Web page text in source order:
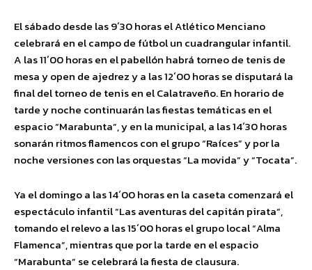
El sábado desde las 9´30 horas el Atlético Menciano
celebrará en el campo de fútbol un cuadrangular infantil.
A las 11´00 horas en el pabellón habrá torneo de tenis de
mesa y open de ajedrez y a las 12´00 horas se disputará la
final del torneo de tenis en el Calatraveño. En horario de
tarde y noche continuarán las fiestas temáticas en el
espacio “Marabunta”, y en la municipal, a las 14´30 horas
sonarán ritmos flamencos con el grupo “Raíces” y por la
noche versiones con las orquestas “La movida” y “Tocata”.
Ya el domingo a las 14´00 horas en la caseta comenzará el
espectáculo infantil “Las aventuras del capitán pirata”,
tomando el relevo a las 15´00 horas el grupo local “Alma
Flamenca”, mientras que por la tarde en el espacio
“Marabunta” se celebrará la fiesta de clausura.